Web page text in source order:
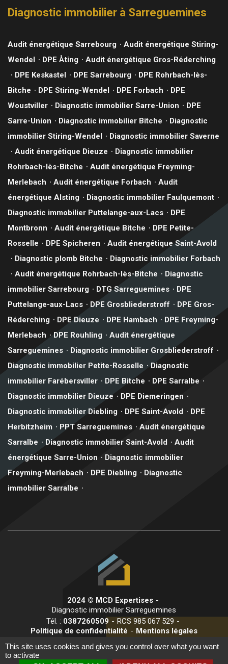
Diagnostic immobilier à Sarreguemines
Audit énergétique Sarrebourg
Audit énergétique Stiring-
Wendel
DPE Åting
Audit énergétique Gros-Réderching
DPE Keskastel
DPE Sarrebourg
DPE Rohrbach-lès-
Bitche
DPE Stiring-Wendel DPE Forbach
DPE
Woustviller
Diagnostic immobilier Sarre-Union
DPE
Sarre-Union
Diagnostic immobilier Bitche
Diagnostic
immobilier Stiring-Wendel
Diagnostic immobilier Saverne
Audit énergétique Dieuze
Diagnostic immobilier
Rohrbach-lès-Bitche
Audit énergétique Freyming-
Merlebach
Audit énergétique Forbach
Audit
énergétique Alsting
Diagnostic immobilier Faulquemont
Diagnostic immobilier Puttelange-aux-Lacs
DPE
Montbronn
Audit énergétique Bitche
DPE Petite-
Rosselle
DPE Spicheren
Audit énergétique Saint-Avold
Diagnostic plomb Bitche
Diagnostic immobilier Forbach
Audit énergétique Rohrbach-lès-Bitche
Diagnostic
immobilier Sarrebourg
DTG Sarreguemines
DPE
Puttelange-aux-Lacs
DPE Grosbliederstroff
DPE Gros-
Réderching
DPE Dieuze DPE Hambach
DPE Freyming-
Merlebach
DPE Rouhling
Audit énergétique
Sarreguemines
Diagnostic immobilier Grosbliederstroff
Diagnostic immobilier Petite-Rosselle
Diagnostic
immobilier Farébersviller
DPE Bitche
DPE Sarralbe
Diagnostic immobilier Dieuze
DPE Diemeringen
Diagnostic immobilier Diebling
DPE Saint-Avold
DPE
Herbitzheim
PPT Sarreguemines
Audit énergétique
Sarralbe
Diagnostic immobilier Saint-Avold
Audit
énergétique Sarre-Union
Diagnostic immobilier
Freyming-Merlebach
DPE Diebling
Diagnostic
immobilier Sarralbe
2024 © MCD Expertises
Diagnostic immobilier Sarreguemines
Tél. : 0387260509
RCS 985 067 529
Politique de confidentialité
Mentions légales
Création de site internet
www.arobiz.com
This site uses cookies and gives you control over what you want
to activate